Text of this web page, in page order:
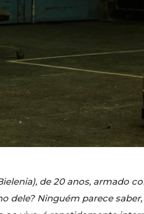
de 20 anos, armado
dele? Ninguém parece